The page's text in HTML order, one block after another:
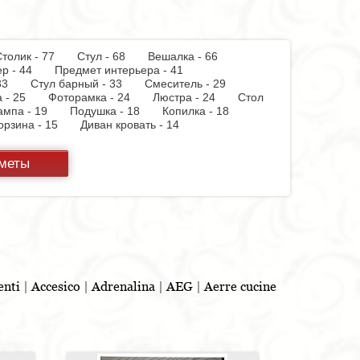
- 77 Стул - 68
Вешалка - 66
- 44
Предмет интерьера - 41
33 Стул барный - 33
Смеситель - 29
- 25 Фоторамка - 24 Люстра - 24
Стол
- 19 Подушка - 18
Копилка - 18
- 15
Диван кровать - 14
- 10Скамья - 10
мойка - 8
- 8Тумба для обуви - 7
- 6Лоток - 5
Посудомоечная
- 1Игрушка - 1Бутылочница - 1
для обуви - 1
- 1
| Accesico | Adrenalina | AEG| Aerre cucine